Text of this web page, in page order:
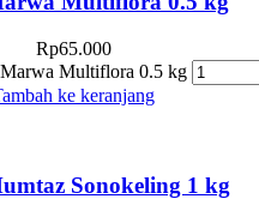
Rp65.000
Multiflora 0.5 kg
ke keranjang
Sonokeling 1 kg